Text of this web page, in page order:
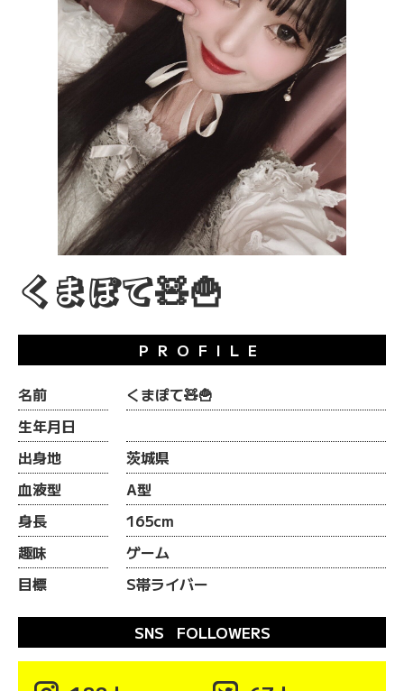
くまぽて🧸🍟
名前
くまぽて🧸🍟
生年月日
出身地
茨城県
血液型
A型
身長
165cm
趣味
ゲーム
目標
S帯ライバー
PROFILE
SNS FOLLOWERS